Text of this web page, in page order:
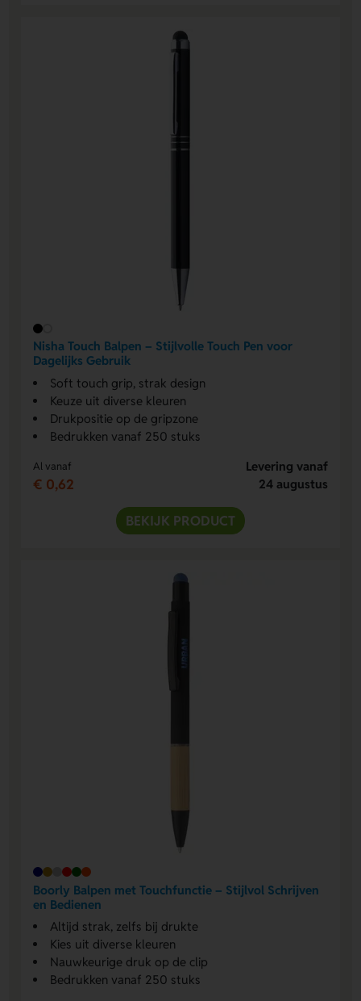
Nisha Touch Balpen – Stijlvolle Touch Pen voor
Dagelijks Gebruik
Soft touch grip, strak design
Keuze uit diverse kleuren
Drukpositie op de gripzone
Bedrukken vanaf 250 stuks
Al vanaf
€ 0,62
Levering vanaf
24 augustus
BEKIJK PRODUCT
Boorly Balpen met Touchfunctie – Stijlvol Schrijven
en Bedienen
Altijd strak, zelfs bij drukte
Kies uit diverse kleuren
Nauwkeurige druk op de clip
Bedrukken vanaf 250 stuks